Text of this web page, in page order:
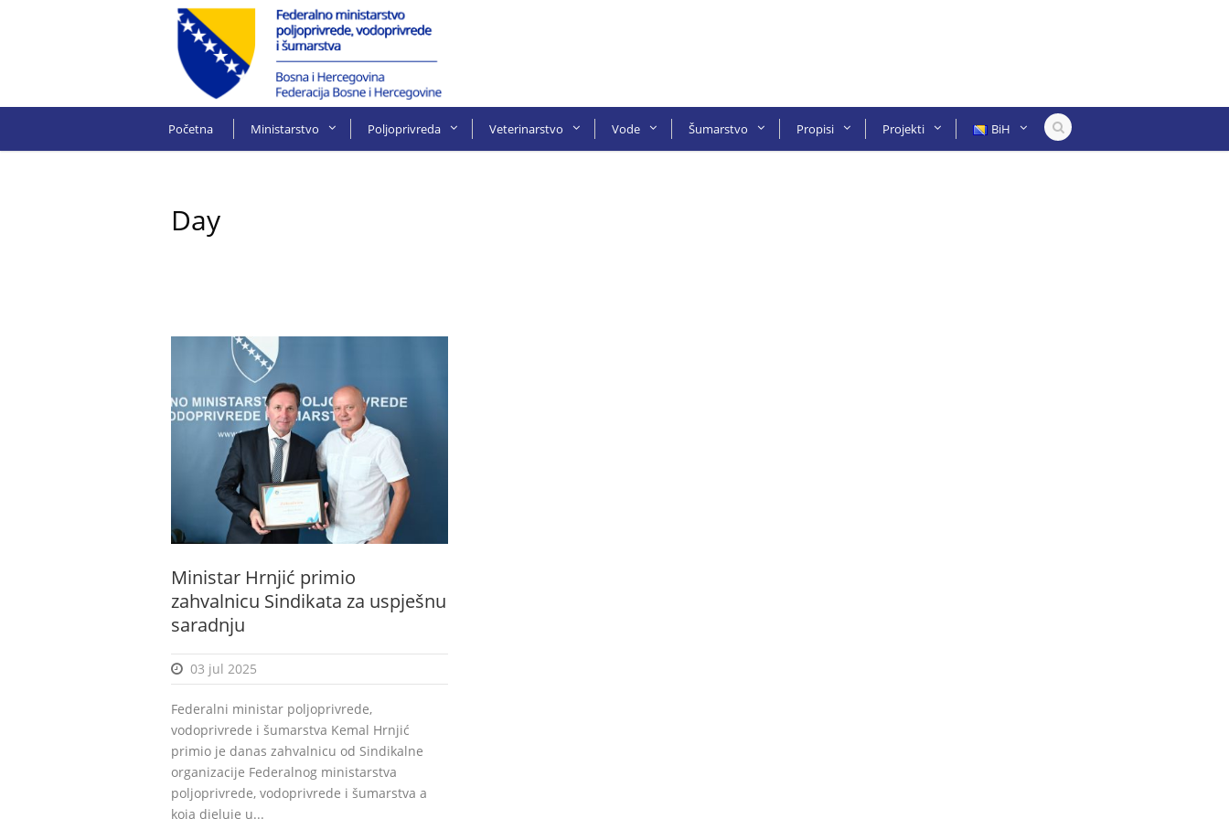
Početna Ministarstvo Poljoprivreda Veterinarstvo Vode Šumarstvo Propisi Projekti BiH
Day
Ministar Hrnjić primio
zahvalnicu Sindikata za uspješnu
saradnju
03 jul 2025
Federalni ministar poljoprivrede,
vodoprivrede i šumarstva Kemal Hrnjić
primio je danas zahvalnicu od Sindikalne
organizacije Federalnog ministarstva
poljoprivrede, vodoprivrede i šumarstva a
koja djeluje u...